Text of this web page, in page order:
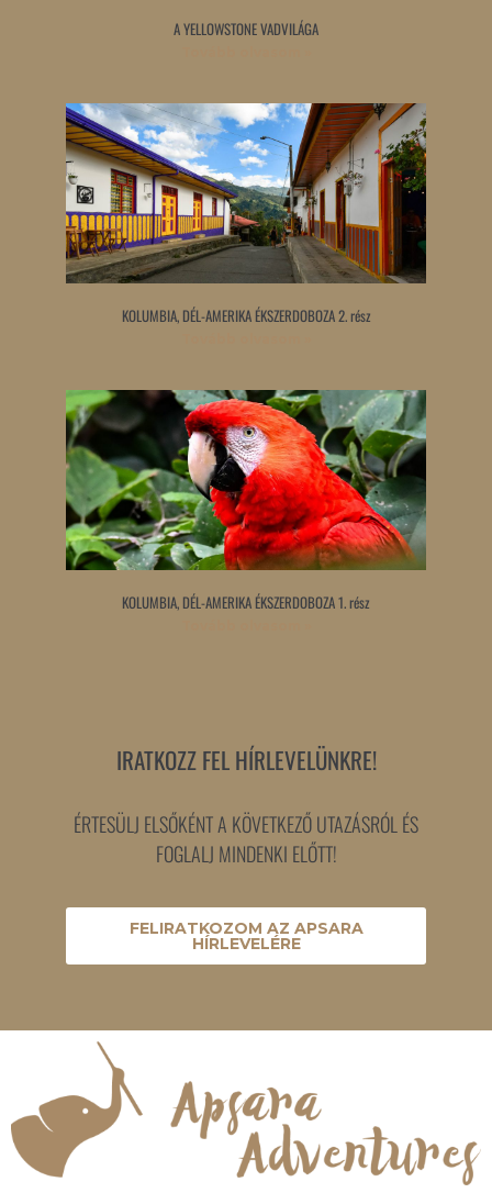
A YELLOWSTONE VADVILÁGA
KOLUMBIA, DÉL-AMERIKA ÉKSZERDOBOZA 2. rész
KOLUMBIA, DÉL-AMERIKA ÉKSZERDOBOZA 1. rész
IRATKOZZ FEL HÍRLEVELÜNKRE!
ÉRTESÜLJ ELSŐKÉNT A KÖVETKEZŐ UTAZÁSRÓL ÉS
FOGLALJ MINDENKI ELŐTT!
FELIRATKOZOM AZ APSARA
HÍRLEVELÉRE